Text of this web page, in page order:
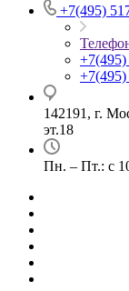
+7(495)
142191, г.
эт.18
Пн. – Пт.: с